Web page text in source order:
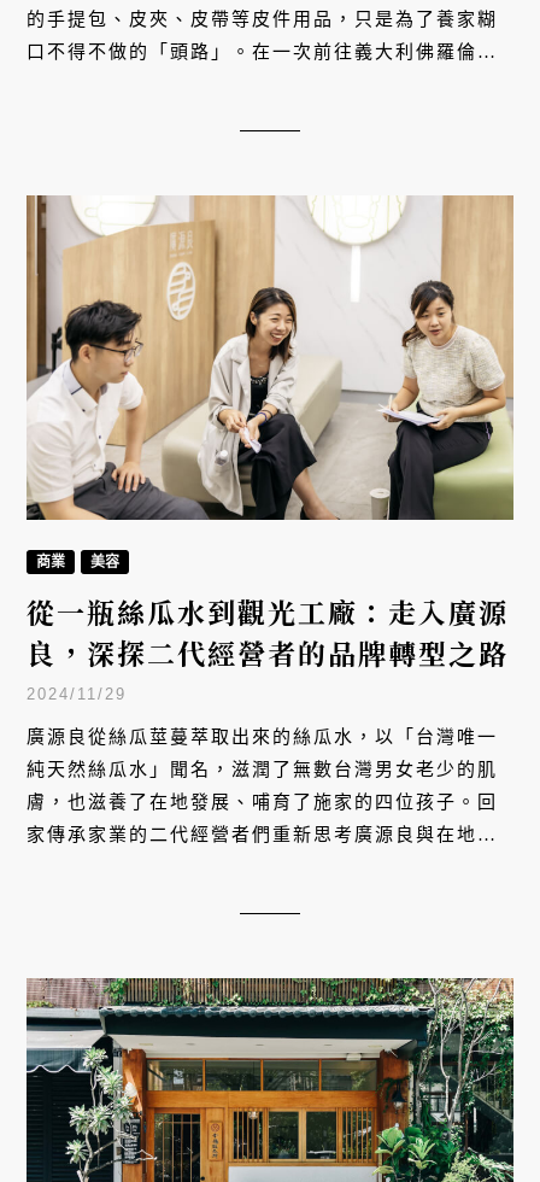
的手提包、皮夾、皮帶等皮件用品，只是為了養家糊
口不得不做的「頭路」。在一次前往義大利佛羅倫斯
商業 美容
從一瓶絲瓜水到觀光工廠：走入廣源
良，深探二代經營者的品牌轉型之路
2024/11/29
廣源良從絲瓜莖蔓萃取出來的絲瓜水，以「台灣唯一
純天然絲瓜水」聞名，滋潤了無數台灣男女老少的肌
膚，也滋養了在地發展、哺育了施家的四位孩子。回
家傳承家業的二代經營者們重新思考廣源良與在地的